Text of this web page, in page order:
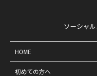
ソーシャ
HOME
初めての方へ